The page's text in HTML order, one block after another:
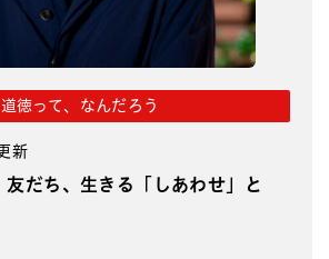
道徳って、なんだろう
新
だち、生きる「しあわせ」と